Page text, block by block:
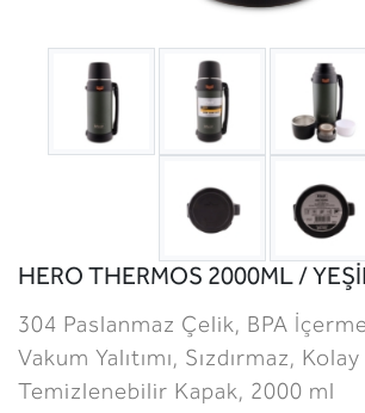
HERO THERMOS 2000ML /
304 Paslanmaz Çelik, BPA
Vakum Yalıtımı, Sızdırmaz,
Temizlenebilir Kapak, 2000 ml